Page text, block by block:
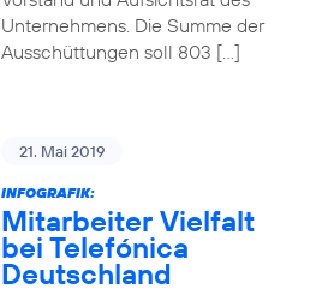
Unternehmens. Die Summe der
Ausschüttungen soll 803 […]
21. Mai 2019
INFOGRAFIK:
Mitarbeiter Vielfalt
bei Telefónica
Deutschland